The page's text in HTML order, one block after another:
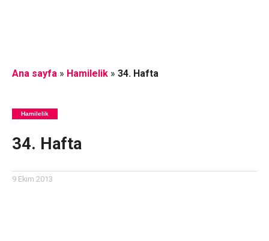
Ana sayfa» Hamilelik» 34. Hafta
Hamilelik
34. Hafta
9 Ekim 2013